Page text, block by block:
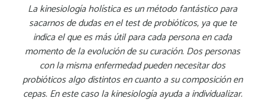
La kinesiología holística es un método fantástico para
sacarnos de dudas en el test de probióticos, ya que te
indica el que es más útil para cada persona en cada
momento de la evolución de su curación. Dos personas
con la misma enfermedad pueden necesitar dos
probióticos algo distintos en cuanto a su composición en
cepas. En este caso la kinesiología ayuda a individualizar.